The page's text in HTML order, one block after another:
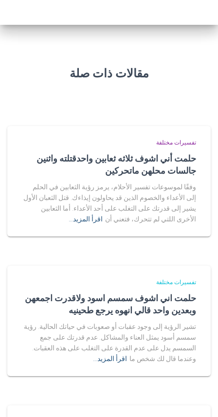
مقالات ذات صلة
تفسيرات مختلفة
حلمت أني اشوف ثلاثه ثعابين واحدقتلته واثنين
جالسات محلهن ماتحركين
وفقًا لموسوعات تفسير الأحلام، يرمز رؤية الثعابين في الحلم
إلى الأعداء والخصوم الذين قد يحاولون إيذاءك. قتل الثعبان الأول
يشير إلى قدرتك على التغلب على أحد الأعداء. أما الثعابين
الأخرى اللتي لم تتحرك، فتعني أن اقرأ المزيد…
تفسيرات مختلفة
حلمت اني اشوف سمسم اسود ولاقدرت اجمعهن
وبعدين واحد قالي انهوه يرجع طحينيه
تشير الرؤية إلى وجود عقبات أو صعوبات في حياتك الحالية. رؤية
سمسم أسود يمثل العناء والمشاكل. عدم قدرتك على جمع
السمسم يدل على عدم القدرة على التغلب على هذه العقبات.
وعندما قال لك شخص ما اقرأ المزيد…